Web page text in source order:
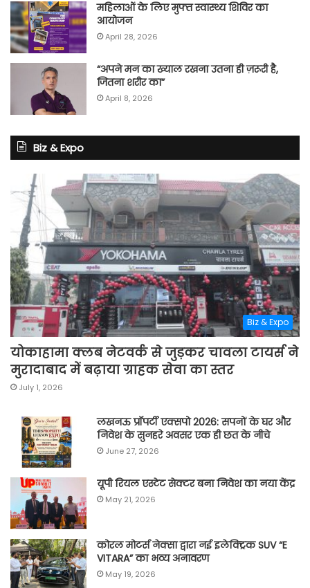
महिलाओं के लिए मुफ्त स्वास्थ्य शिविर का
आयोजन
April 28, 2026
“अपने मन का ख्याल रखना उतना ही ज़रूरी है,
जितना शरीर का”
April 8, 2026
Biz & Expo
Biz & Expo
योकाहामा क्लब नेटवर्क से जुड़कर चावला टायर्स ने
मुरादाबाद में बढ़ाया ग्राहक सेवा का स्तर
July 1, 2026
लखनऊ प्रॉपर्टी एक्सपो 2026: सपनों के घर और
निवेश के सुनहरे अवसर एक ही छत के नीचे
June 27, 2026
यूपी रियल एस्टेट सेक्टर बना निवेश का नया केंद्र
May 21, 2026
कोरल मोटर्स नेक्सा द्वारा नई इलेक्ट्रिक SUV “E
VITARA” का भव्य अनावरण
May 19, 2026